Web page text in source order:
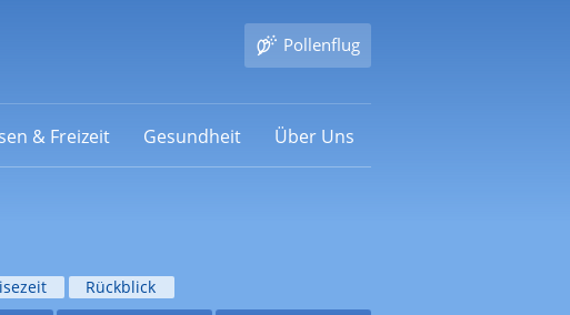
Pollenflug
& Freizeit Gesundheit Über Uns
Rückblick